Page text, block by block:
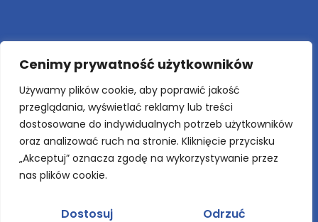
Cenimy prywatność użytkowników
Używamy plików cookie, aby poprawić jakość
przeglądania, wyświetlać reklamy lub treści
dostosowane do indywidualnych potrzeb użytkowników
oraz analizować ruch na stronie. Kliknięcie przycisku
„Akceptuj” oznacza zgodę na wykorzystywanie przez
nas plików cookie.
Dostosuj Odrzuć
Nowo przyjęte
Projekty
Behawioralne wskazówki